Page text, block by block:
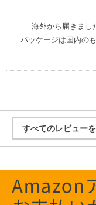
海外から届きまし
パッケージは国内の
すべてのレビューを